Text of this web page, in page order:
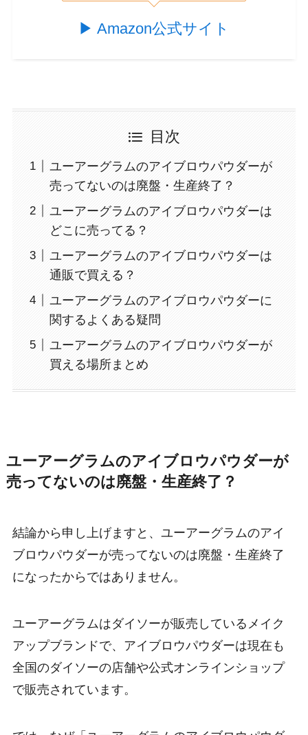
▶︎ Amazon公式サイト
目次
ユーアーグラムのアイブロウパウダーが
売ってないのは廃盤・生産終了？
ユーアーグラムのアイブロウパウダーは
どこに売ってる？
ユーアーグラムのアイブロウパウダーは
通販で買える？
ユーアーグラムのアイブロウパウダーに
関するよくある疑問
ユーアーグラムのアイブロウパウダーが
買える場所まとめ
ユーアーグラムのアイブロウパウダーが
売ってないのは廃盤・生産終了？
結論から申し上げますと、ユーアーグラムのアイ
ブロウパウダーが売ってないのは廃盤・生産終了
になったからではありません。
ユーアーグラムはダイソーが販売しているメイク
アップブランドで、アイブロウパウダーは現在も
全国のダイソーの店舗や公式オンラインショップ
で販売されています。